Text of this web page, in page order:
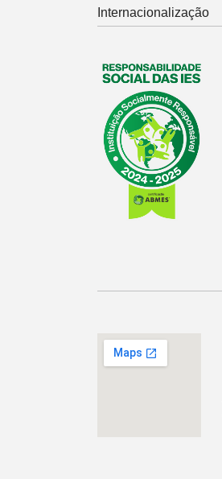
Internacionalização